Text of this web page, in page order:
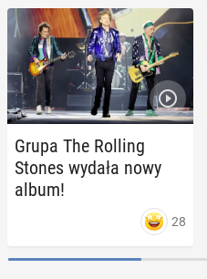
Grupa The Rolling
Stones wydała nowy
album!
28